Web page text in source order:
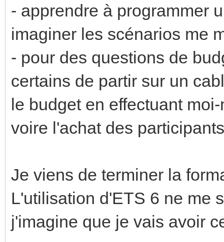
- apprendre à programmer
imaginer les scénarios me
- pour des questions de
certains de partir sur un
le budget en effectuant
voire l'achat des participants
Je viens de terminer la
L'utilisation d'ETS 6 ne me
j'imagine que je vais avoir